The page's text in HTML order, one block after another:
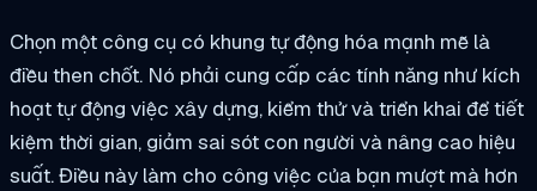
Chọn một công cụ có khung tự động hóa mạnh mẽ là
điều then chốt. Nó phải cung cấp các tính năng như kích
hoạt tự động việc xây dựng, kiểm thử và triển khai để tiết
kiệm thời gian, giảm sai sót con người và nâng cao hiệu
suất. Điều này làm cho công việc của bạn mượt mà hơn